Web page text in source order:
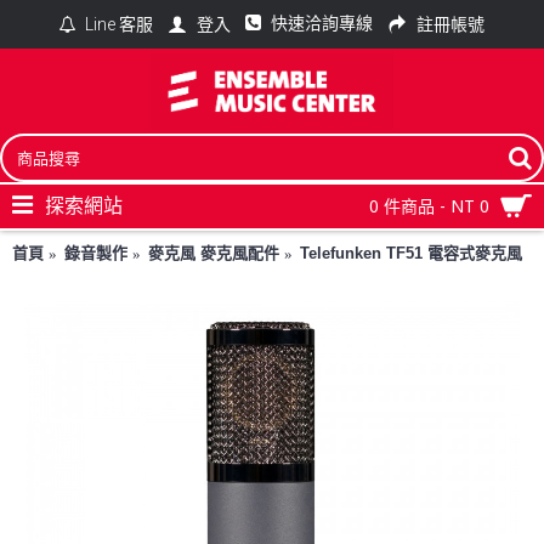
Line 客服 登入 快速洽詢專線 註冊帳號
0 件商品 - NT 0
探索網站
首頁 錄音製作 麥克風 麥克風配件 Telefunken TF51 電容式麥克風